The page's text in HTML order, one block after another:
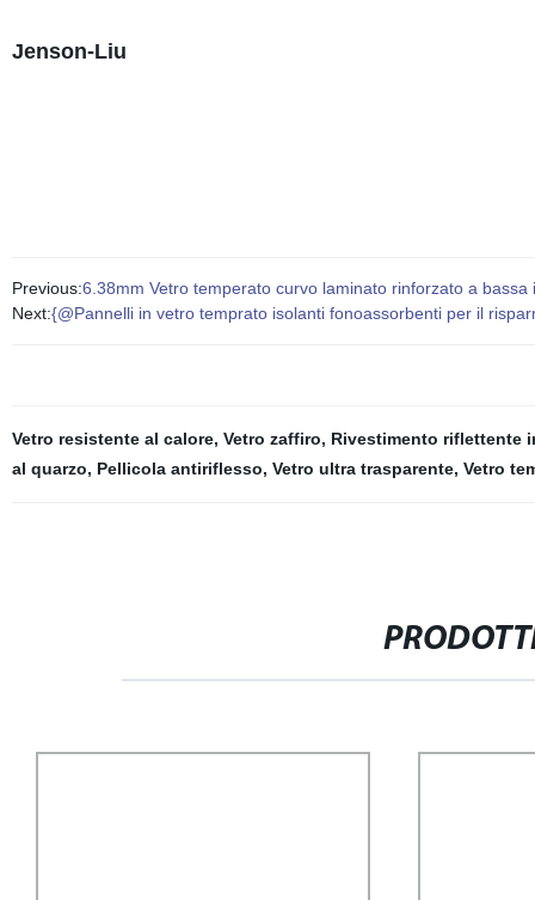
Jenson-Liu
Previous:6.38mm Vetro temperato curvo laminato rinforzato a
Next:{@Pannelli in vetro temprato isolanti fonoassorbenti per il
Vetro resistente al calore, Vetro zaffiro, Rivestimento riflettente
al quarzo, Pellicola antiriflesso, Vetro ultra trasparente, Vetro